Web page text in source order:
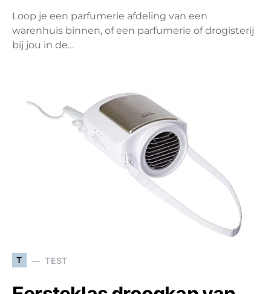
Loop je een parfumerie afdeling van een
warenhuis binnen, of een parfumerie of drogisterij
bij jou in de…
T TEST